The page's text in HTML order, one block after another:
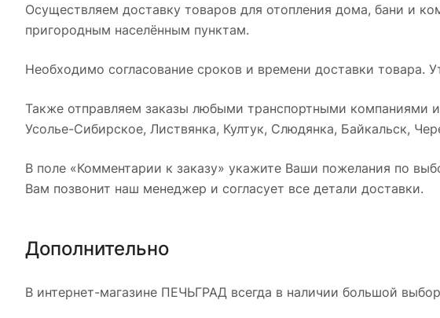
Осуществляем доставку товаров для отопления дома, бани и
пригородным населённым пунктам.
Необходимо согласование сроков и времени доставки товара.
Также отправляем заказы любыми транспортными компаниями
Усолье-Сибирское, Листвянка, Култук, Слюдянка, Байкальск,
В поле «Комментарии к заказу» укажите Ваши пожелания по
Вам позвонит наш менеджер и согласует все детали доставки.
Дополнительно
В интернет-магазине ПЕЧЬГРАД всегда в наличии большой